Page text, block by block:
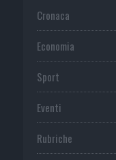
Cronaca
Economia
Sport
Eventi
Rubriche